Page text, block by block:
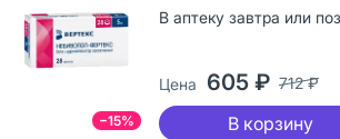
−15%
В аптеку завтра или
Цена 605 ₽ 712 ₽
В корзину